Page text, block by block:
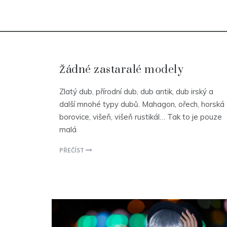
Žádné zastaralé modely
Zlatý dub, přírodní dub, dub antik, dub irský a
další mnohé typy dubů. Mahagon, ořech, horská
borovice, višeň, višeň rustikál… Tak to je pouze
malá
PŘEČÍST